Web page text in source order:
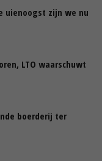
uienoogst zijn we nu
LTO waarschuwt
boerderij ter